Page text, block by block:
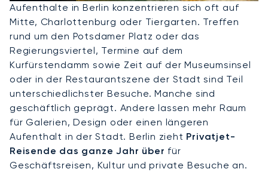
Aufenthalte in Berlin konzentrieren sich oft auf
Mitte, Charlottenburg oder Tiergarten. Treffen
rund um den Potsdamer Platz oder das
Regierungsviertel, Termine auf dem
Kurfürstendamm sowie Zeit auf der Museumsinsel
oder in der Restaurantszene der Stadt sind Teil
unterschiedlichster Besuche. Manche sind
geschäftlich geprägt. Andere lassen mehr Raum
für Galerien, Design oder einen längeren
Aufenthalt in der Stadt. Berlin zieht Privatjet-
Reisende das ganze Jahr über für
Geschäftsreisen, Kultur und private Besuche an.